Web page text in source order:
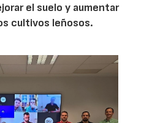
el suelo y aumentar
cultivos leñosos.